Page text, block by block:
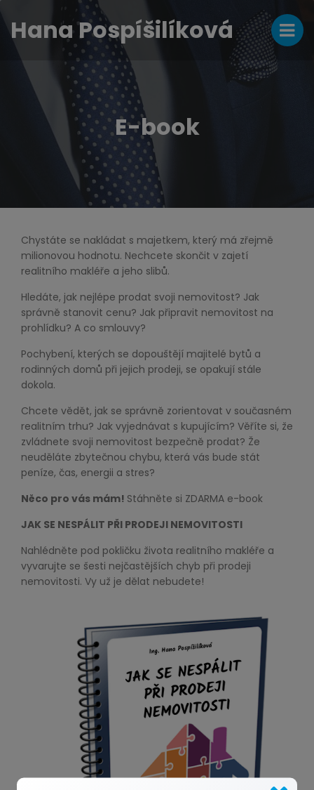
Hana Pospíšilíková
E-book
Chystáte se nakládat s majetkem, který má zřejmě
milionovou hodnotu. Nechcete skončit v zajetí
realitního makléře a jeho slibů.
Hledáte, jak nejlépe prodat svoji nemovitost? Jak
správně stanovit cenu? Jak připravit nemovitost na
prohlídku? A co smlouvy?
Pochybení, kterých se dopouštějí majitelé bytů a
rodinných domů při jejich prodeji, se opakují stále
dokola.
Chcete vědět, jak se správně zorientovat v současném
realitním trhu? Jak vyjednávat s kupujícím? Věříte si, že
zvládnete svoji nemovitost bezpečně prodat? Že
neuděláte zbytečnou chybu, která vás bude stát
peníze, čas, energii a stres?
Něco pro vás mám! Stáhněte si ZDARMA e-book
JAK SE NESPÁLIT PŘI PRODEJI NEMOVITOSTI
Nahlédněte pod pokličku života realitního makléře a
vyvarujte se šesti nejčastějších chyb při prodeji
nemovitosti. Vy už je dělat nebudete!